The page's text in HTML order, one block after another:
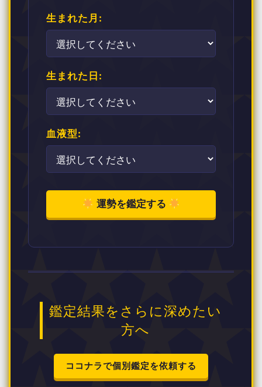
生まれた月:
生まれた日:
血液型:
運勢を鑑定する
鑑定結果をさらに深めたい
方へ
ココナラで個別鑑定を依頼する